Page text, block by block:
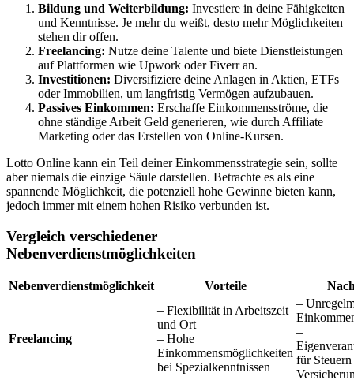
Bildung und Weiterbildung: Investiere in deine Fähigkeiten
und Kenntnisse. Je mehr du weißt, desto mehr Möglichkeiten
stehen dir offen.
Freelancing: Nutze deine Talente und biete Dienstleistungen
auf Plattformen wie Upwork oder Fiverr an.
Investitionen: Diversifiziere deine Anlagen in Aktien, ETFs
oder Immobilien, um langfristig Vermögen aufzubauen.
Passives Einkommen: Erschaffe Einkommensströme, die
ohne ständige Arbeit Geld generieren, wie durch Affiliate
Marketing oder das Erstellen von Online-Kursen.
Lotto Online kann ein Teil deiner Einkommensstrategie sein, sollte
aber niemals die einzige Säule darstellen. Betrachte es als eine
spannende Möglichkeit, die potenziell hohe Gewinne bieten kann,
jedoch immer mit einem hohen Risiko verbunden ist.
Vergleich verschiedener
Nebenverdienstmöglichkeiten
Nebenverdienstmöglichkeit Vorteile
Freelancing
– Flexibilität in Arbeitszeit
und Ort
– Hohe
Einkommensmöglichkeiten
bei Spezialkenntnissen
–
–
für